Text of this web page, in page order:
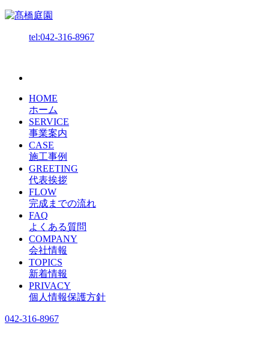
tel:042-316-8967
HOME
ホーム
SERVICE
事業案内
CASE
施工事例
GREETING
代表挨拶
FLOW
完成までの流れ
FAQ
よくある質問
COMPANY
会社情報
TOPICS
新着情報
PRIVACY
個人情報保護方針
042-316-8967